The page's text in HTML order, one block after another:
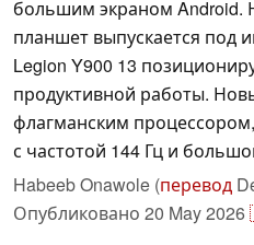
большим экраном Android.
планшет выпускается под
Legion Y900 13
продуктивной работы.
флагманским
с частотой 144 Гц и
Habeeb Onawole (перевод
Опубликовано 20 May 2026